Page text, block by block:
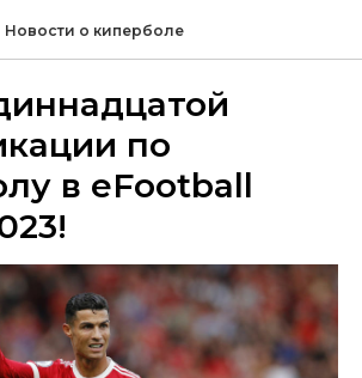
Новости о киперболе
по
в eFootball